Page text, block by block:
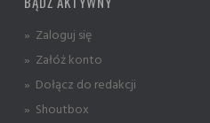
» Zaloguj się
» Załóż konto
» Dołącz do redakcji
» Shoutbox